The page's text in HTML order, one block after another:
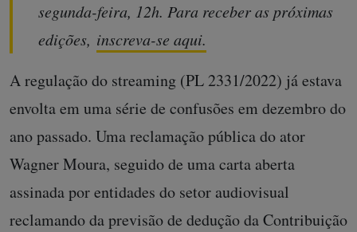
segunda-feira, 12h. Para receber as próximas
edições, inscreva-se aqui.
A regulação do streaming (PL 2331/2022) já estava
envolta em uma série de confusões em dezembro do
ano passado. Uma reclamação pública do ator
Wagner Moura, seguido de uma carta aberta
assinada por entidades do setor audiovisual
reclamando da previsão de dedução da Contribuição